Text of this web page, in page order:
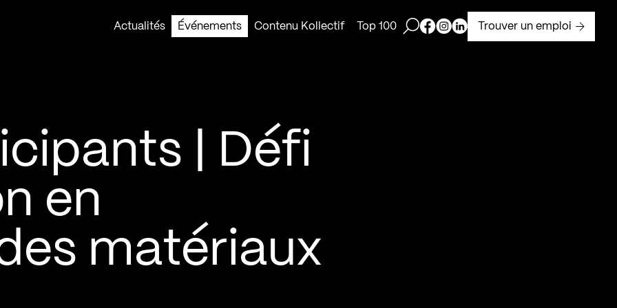
Actualités
Événements Contenu Kollectif Top 100 Ouvrir la barre de recherche
Page Facebook de Kollectif
Page Instagram de Kollectif
Page Linkedin de Kollectif
Trouver un emploi
| Défi
en
matériaux